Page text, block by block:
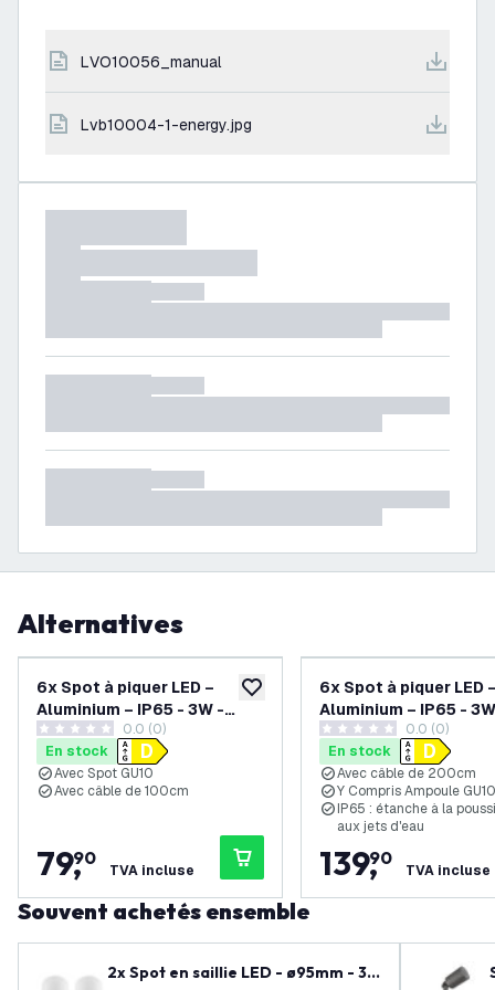
LVO10056_manual
lvb10004-1-energy.jpg
Alternatives
ajouter à la liste de souhaits
6x Spot à piquer LED –
Aluminium – IP65 - 3W -
6500K - Câble 1M
0 étoiles de notation
0.0 (0)
En stock
Avec Spot GU10
Avec câble de 100cm
79,
90
TVA incluse
6x Spot à piquer LED
Aluminium – IP65 -
6500K - Câble 2M -
0 étoiles de notation
0.0 (0)
En stock
Avec câble de 200cm
Y Compris Ampoule GU10
IP65 : étanche à la
aux jets d'eau
139,
90
TVA incluse
Souvent achetés ensemble
2x Spot en saillie LED - ø95mm - 3